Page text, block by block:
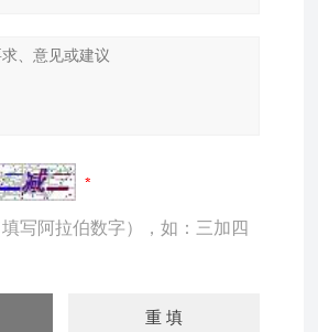
写阿拉伯数字），如：三加四